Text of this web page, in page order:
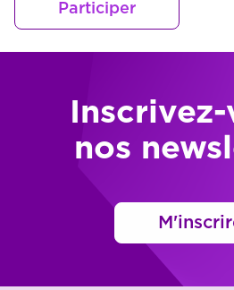
Participer
nos